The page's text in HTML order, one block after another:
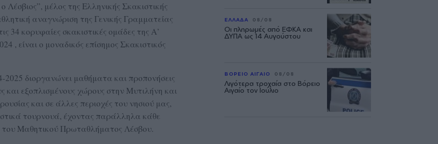
μέλος της Ελληνικής Σκακιστικής
αναγνώριση της Γενικής Γραμματείας
34 κορυφαίες σκακιστικές ομάδες της Α’
, είναι ο μοναδικός επίσημος Σκακιστικός
2025 διοργανώνει μαθήματα και προπονήσεις
και εξοπλισμένους χώρους στην Μυτιλήνη και
και σε άλλες περιοχές του νησιού μας,
τουρνουά, έχοντας παράλληλα κάθε
του Μαθητικού Πρωταθλήματος Λέσβου.
ΕΛΛΑΔΑ 08/08
Οι πληρωμές από ΕΦΚΑ και
ΔΥΠΑ ως 14 Αυγούστου
ΒΟΡΕΙΟ ΑΙΓΑΙΟ 08/08
Λιγότερα τροχαία στο Βόρειο
Αιγαίο τον Ιούλιο